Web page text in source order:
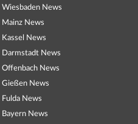
Wiesbaden News
Mainz News
Kassel News
Darmstadt News
Offenbach News
Gießen News
Fulda News
Bayern News